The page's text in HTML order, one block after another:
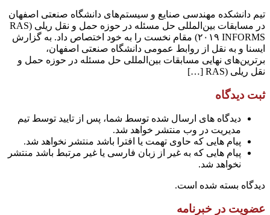
تیم دانشکده مهندسی صنایع و سیستم‌های دانشگاه صنعتی اصفهان
در مسابقات بین‌المللی حل مسئله در حوزه حمل و نقل ریلی (RAS
۲۰۱۹ INFORMS) مقام نخست را به خود اختصاص داد. به گزارش
ایسنا و به نقل از روابط عمومی دانشگاه صنعتی اصفهان،
برترین‌های نهایی مسابقات بین‌المللی حل مسئله در حوزه حمل و
نقل ریلی (RAS […]
ثبت دیدگاه
دیدگاه های ارسال شده توسط شما، پس از تایید توسط تیم
مدیریت در وب منتشر خواهد شد.
پیام هایی که حاوی تهمت یا افترا باشد منتشر نخواهد شد.
پیام هایی که به غیر از زبان فارسی یا غیر مرتبط باشد منتشر
نخواهد شد.
دیدگاه بسته شده است.
عضویت در خبرنامه